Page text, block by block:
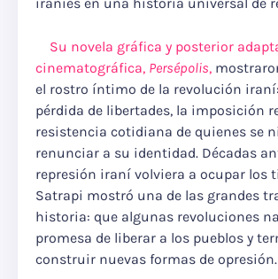
Su novela gráfica y posterior
cinematográfica, Persépolis,
el rostro íntimo de la revolución
pérdida de libertades, la imposición
resistencia cotidiana de quienes se
renunciar a su identidad. Décadas
represión iraní volviera a ocupar los
Satrapi mostró una de las grandes
historia: que algunas revoluciones
promesa de liberar a los pueblos y
construir nuevas formas de opresión.